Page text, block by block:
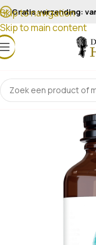
Skip to navigation
Skip to main content
Gratis verzending: